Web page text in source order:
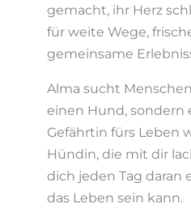
gemacht, ihr Herz
für weite Wege,
gemeinsame
Alma sucht
einen Hund, sondern
Gefährtin fürs Leben
Hündin, die mit dir
dich jeden Tag daran
das Leben sein kann.